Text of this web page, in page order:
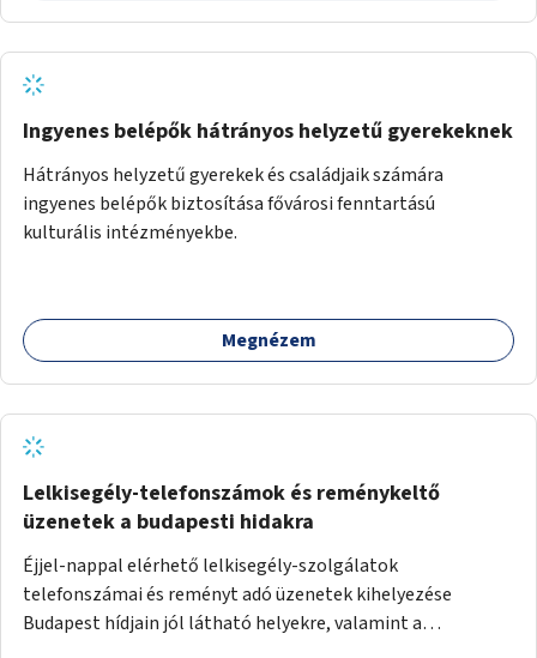
Ingyenes belépők hátrányos helyzetű gyerekeknek
Hátrányos helyzetű gyerekek és családjaik számára
ingyenes belépők biztosítása fővárosi fenntartású
kulturális intézményekbe.
Megnézem
Lelkisegély-telefonszámok és reménykeltő
üzenetek a budapesti hidakra
Éjjel-nappal elérhető lelkisegély-szolgálatok
telefonszámai és reményt adó üzenetek kihelyezése
Budapest hídjain jól látható helyekre, valamint a